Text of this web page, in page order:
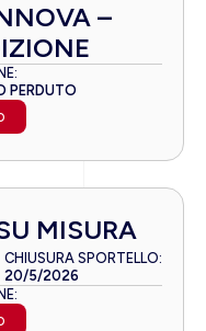
–
PERDUTO
MISURA
CHIUSURA SPORTELLO:
20/5/2026